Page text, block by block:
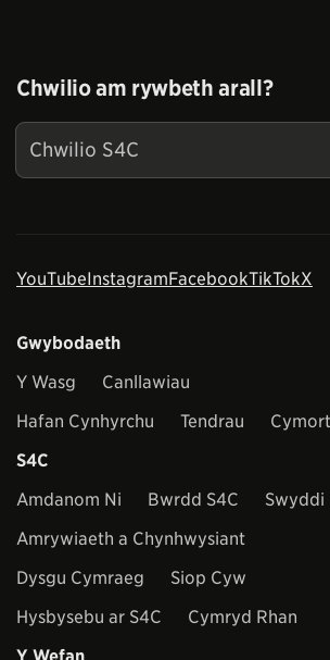
Chwilio am rywbeth arall?
YouTubeInstagramFacebookTikTokX
Gwybodaeth
Y Wasg
Canllawiau
Hafan Cynhyrchu
Tendrau
S4C
Amdanom Ni
Bwrdd S4C
Swyddi
Amrywiaeth a Chynhwysiant
Dysgu Cymraeg
Siop Cyw
Hysbysebu ar S4C
Cymryd Rhan